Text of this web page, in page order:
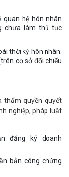
quan hệ hôn nhân
chưa làm thủ tục
thời kỳ hôn nhân:
cơ sở đối chiếu
thẩm quyền quyết
nghiệp, pháp luật
đăng ký doanh
bản công chứng